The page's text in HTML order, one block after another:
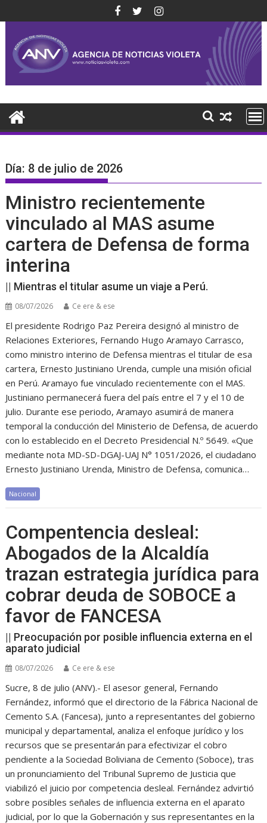
al
contenido
Día: 8 de julio de 2026
Ministro recientemente
vinculado al MAS asume
cartera de Defensa de forma
interina
|| Mientras el titular asume un viaje a Perú.
08/07/2026 Ce ere & ese
El presidente Rodrigo Paz Pereira designó al ministro de
Relaciones Exteriores, Fernando Hugo Aramayo Carrasco,
como ministro interino de Defensa mientras el titular de esa
cartera, Ernesto Justiniano Urenda, cumple una misión oficial
en Perú. Aramayo fue vinculado recientemente con el MAS.
Justiniano permanecerá fuera del país entre el 7 y el 10 de
julio. Durante ese periodo, Aramayo asumirá de manera
temporal la conducción del Ministerio de Defensa, de acuerdo
con lo establecido en el Decreto Presidencial N.º 5649. «Que
mediante nota MD-SD-DGAJ-UAJ N° 1051/2026, el ciudadano
Ernesto Justiniano Urenda, Ministro de Defensa, comunica…
Nacional
Compentencia desleal:
Abogados de la Alcaldía
trazan estrategia jurídica para
cobrar deuda de SOBOCE a
favor de FANCESA
|| Preocupación por posible influencia externa en el
aparato judicial
08/07/2026 Ce ere & ese
Sucre, 8 de julio (ANV).- El asesor general, Fernando
Fernández, informó que el directorio de la Fábrica Nacional de
Cemento S.A. (Fancesa), junto a representantes del gobierno
municipal y departamental, analiza el enfoque jurídico y los
recursos que se presentarán para efectivizar el cobro
pendiente a la Sociedad Boliviana de Cemento (Soboce), tras
un pronunciamiento del Tribunal Supremo de Justicia que
viabilizó el juicio por competencia desleal. Fernández advirtió
sobre posibles señales de influencia externa en el aparato
judicial, por lo que la Gobernación y sus representantes en la